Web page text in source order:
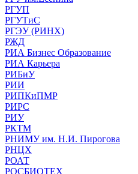
РГУП
РГУТиС
РГЭУ (РИНХ)
РЖД
РИА Бизнес Образование
РИА Карьера
РИБиУ
РИИ
РИПКиПМР
РИРС
РИУ
РКТМ
РНИМУ им. Н.И. Пирогова
РНЦХ
РОАТ
РОСБИОТЕХ